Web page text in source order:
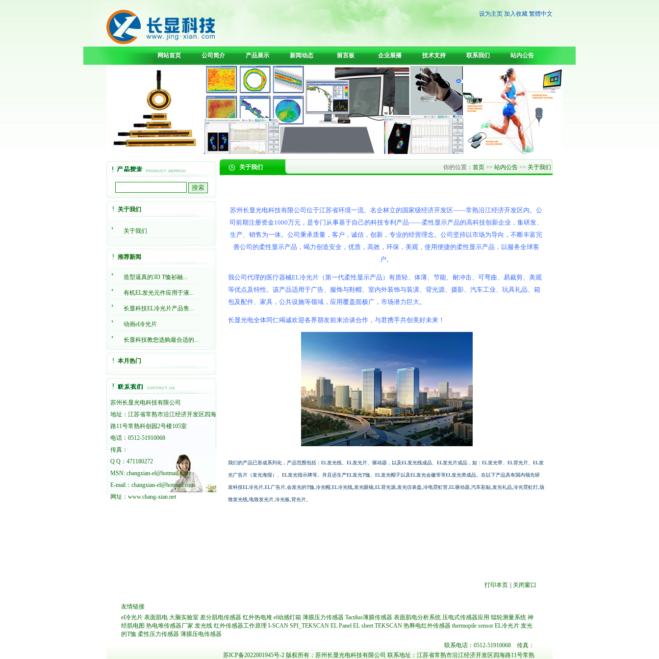
设为主页 加入收藏 繁體中文
网站首页 公司简介 产品展示 新闻动态 留言板 企业展播 技术支持 联系我们 站内公告
关于我们
关于我们
推荐新闻
造型逼真的3D T恤衫融...
有机EL发光元件应用于液...
长显科技EL冷光片产品售...
动画el冷光片
长显科技教您选购最合适的...
本月热门
苏州长显光电科技有限公司
地址：江苏省常熟市沿江经济开发区四海
路11号常熟科创园2号楼105室
电话：0512-51910068
传真：
Q Q：471180272
MSN: changxian-el@hotmail.com
E-mail：changxian-el@hotmail.com
网址： www.chang-xian.net
你的位置： 首页 >> 站内公告 >> 关于我们
关于我们
苏州长显光电科技有限公司位于江苏省环境一流、名企林立的国家级经济开发区——常熟沿江经济开发区内。公
司前期注册资金1000万元，是专门从事基于自己的科技专利产品——柔性显示产品的高科技创新企业，集研发、
生产、销售为一体。公司秉承质量，客户，诚信，创新，专业的经营理念。公司坚持以市场为导向，不断丰富完
善公司的柔性显示产品，竭力创造安全，优质，高效，环保，美观，使用便捷的柔性显示产品，以服务全球客
户。
我公司代理的医疗器械EL冷光片（第一代柔性显示产品）有质轻、体薄、节能、耐冲击、可弯曲、易裁剪、美观
等优点及特性。该产品适用于广告、服饰与鞋帽、室内外装饰与装潢、背光源、摄影、汽车工业、玩具礼品、箱
包及配件、家具，公共设施等领域，应用覆盖面极广，市场潜力巨大。
长显光电全体同仁竭诚欢迎各界朋友前来洽谈合作，与君携手共创美好未来！
我们的产品已形成系列化，产品范围包括：EL发光线、EL发光片、驱动器，以及EL发光线成品、EL发光片成品，如：EL发光带、EL背光片、EL发
光广告片（发光海报）、EL发光指示牌等。并且还生产EL发光T恤、EL发光帽子以及EL发光会徽等等EL发光类成品。在以下产品具有国内领先研
发科技EL冷光片 ,EL广告片,会发光的T恤,冷光帽,EL冷光线,发光眼镜,EL背光源,发光仪表盘,冷电霓虹管,EL驱动器,汽车彩贴,发光礼品,冷光霓虹灯,场
致发光线,电致发光片,冷光板,背光片。
打印本页|| 关闭窗口
友情链接
el冷光片 表面肌电 大脑实验室 差分肌电传感器 红外热电堆 el动感灯箱 薄膜压力传感器 Tactilus薄膜传感器 表面肌电分析系统 压电式传感器应用 辊轮测量系统 神
经肌电图 热电堆传感器厂家 发光线 红外传感器工作原理 I-SCAN SPI_TEKSCAN EL Panel EL sheet TEKSCAN 热释电红外传感器 thermopile sensor EL冷光片 发光
的T恤 柔性压力传感器 薄膜压电传感器
联系电话：0512-51910068 传真：
苏ICP备2022001945号-2 版权所有：苏州长显光电科技有限公司 联系地址：江苏省常熟市沿江经济开发区四海路11号常熟